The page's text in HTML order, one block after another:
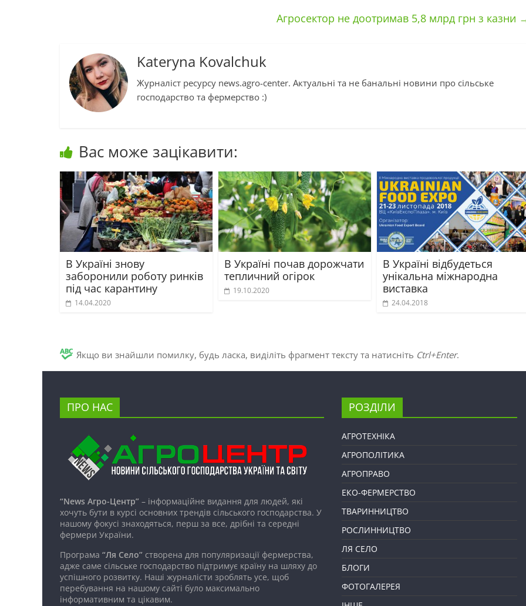
Агросектор не доотримав 5,8 млрд грн з казни
Kateryna Kovalchuk
Журналіст ресурсу news.agro-center. Актуальні та не банальні новини про сільське
господарство та фермерство :)
Вас може зацікавити:
В Україні знову
заборонили роботу ринків
під час карантину
14.04.2020
В Україні почав дорожчати
тепличний огірок
19.10.2020
В Україні відбудеться
унікальна міжнародна
виставка
24.04.2018
Якщо ви знайшли помилку, будь ласка, виділіть фрагмент тексту та натисніть Ctrl+Enter.
ПРО НАС
“News Агро-Центр” – інформаційне видання для людей, які
хочуть бути в курсі основних трендів сільського господарства. У
нашому фокусі знаходяться, перш за все, дрібні та середні
фермери України.
Програма “Ля Село” створена для популяризації фермерства,
адже саме сільське господарство підтримує країну на шляху до
успішного розвитку. Наші журналісти зроблять усе, щоб
перебування на нашому сайті було максимально
інформативним та цікавим.
РОЗДІЛИ
АГРОТЕХНІКА
АГРОПОЛІТИКА
АГРОПРАВО
ЕКО-ФЕРМЕРСТВО
ТВАРИННИЦТВО
РОСЛИННИЦТВО
ЛЯ СЕЛО
БЛОГИ
ФОТОГАЛЕРЕЯ